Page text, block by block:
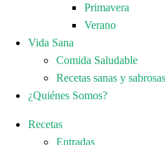
Primavera
Verano
Vida Sana
Comida Saludable
Recetas sanas y sabrosas
¿Quiénes Somos?
Recetas
Entradas